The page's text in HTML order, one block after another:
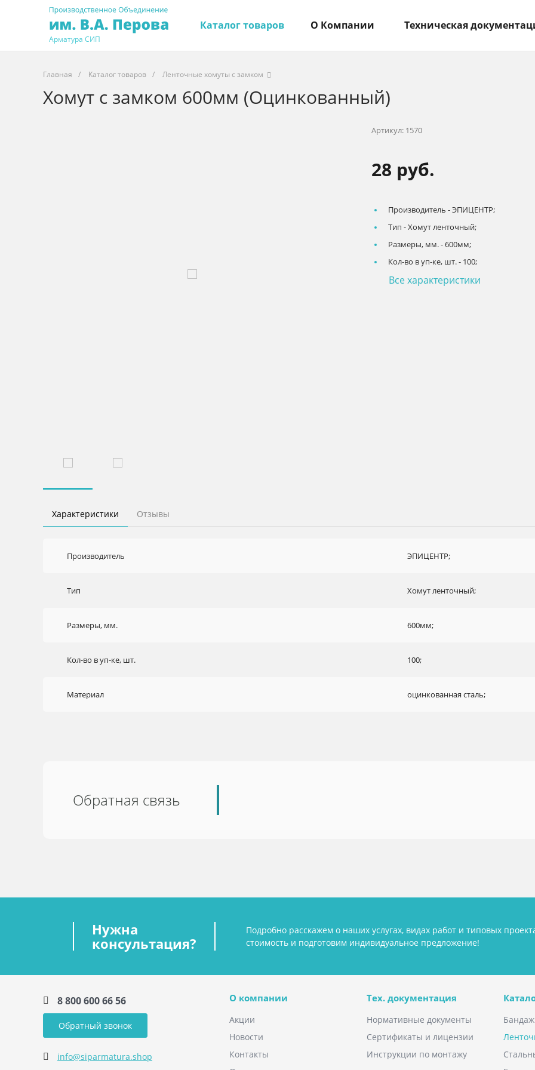
Арматура СИП
Каталог товаров О Компании Техническая
Главная / Каталог товаров / Ленточные хомуты с замком
Хомут с замком 600мм (Оцинкованный)
Артикул: 1570
28 руб.
Производитель -ЭПИЦЕНТР;
Тип -Хомут ленточный;
Размеры, мм. -600мм;
Кол-во в уп-ке, шт. - 100;
Все характеристики
Характеристики Отзывы
Производитель ЭПИЦЕНТР;
Тип Хомут ленточный;
Размеры, мм. 600мм;
Кол-во в уп-ке, шт. 100;
Материал оцинкованная сталь;
Обратная связь
Нужна
консультация?
Подробно расскажем о наших услугах, видах работ и типовых
стоимость и подготовим индивидуальное предложение!
8 800 600 66 56
Обратный звонок
info@siparmatura.shop
О компании
Акции
Новости
Контакты
Тех. документация
Нормативные документы
Сертификаты и лицензии
Инструкции по монтажу